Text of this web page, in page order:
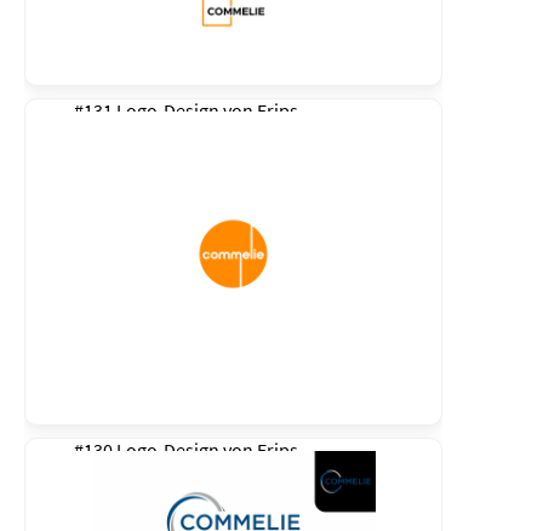
#131 Logo-Design von Erips
#130 Logo-Design von Erips